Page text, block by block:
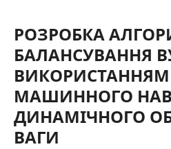
РОЗРОБКА
БАЛАНСУВАННЯ
ВИКОРИСТАННЯМ
МАШИННОГО
ДИНАМІЧНОГО
ВАГИ